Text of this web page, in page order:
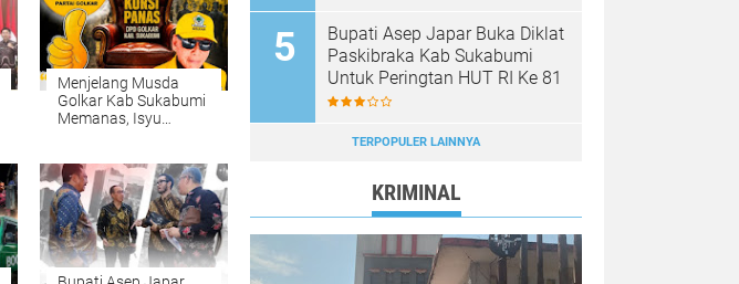
Menjelang Musda
Golkar Kab Sukabumi
Memanas, Isyu
Melemahnya
Demokrasi Internal
Bupati Asep Japar Buka Diklat
Paskibraka Kab Sukabumi
Untuk Peringtan HUT RI Ke 81
TERPOPULER LAINNYA
KRIMINAL